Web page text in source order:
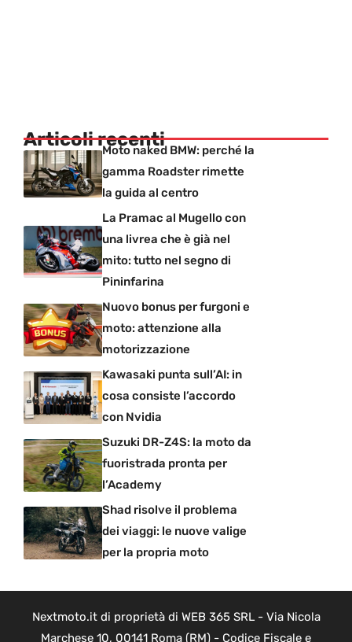
Articoli recentiMoto naked BMW: perché la
gamma Roadster rimette
la guida al centro
La Pramac al Mugello con
una livrea che è già nel
mito: tutto nel segno di
Pininfarina
Nuovo bonus per furgoni e
moto: attenzione alla
motorizzazione
Kawasaki punta sull’AI: in
cosa consiste l’accordo
con Nvidia
Suzuki DR-Z4S: la moto da
fuoristrada pronta per
l’Academy
Shad risolve il problema
dei viaggi: le nuove valige
per la propria moto
Nextmoto.it di proprietà di WEB 365 SRL - Via Nicola
Marchese 10, 00141 Roma (RM) - Codice Fiscale e